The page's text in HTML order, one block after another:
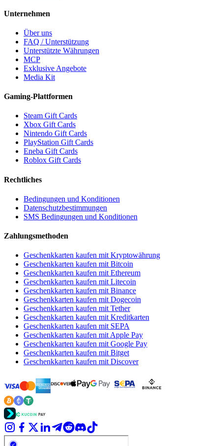
Unternehmen
Über uns
FAQ / Unterstützung
Unterstützte Währungen
MCP
Exklusive Angebote
Media Kit
Gaming-Plattformen
Steam Gift Cards
Xbox Gift Cards
Nintendo Gift Cards
PlayStation Gift Cards
Eneba Gift Cards
Roblox Gift Cards
Rechtliches
Bedingungen und Konditionen
Datenschutzbestimmungen
SMS Bedingungen und Konditionen
Zahlungsmethoden
Geschenkkarten kaufen mit Kryptowährung
Geschenkkarten kaufen mit Bitcoin
Geschenkkarten kaufen mit Ethereum
Geschenkkarten kaufen mit Litecoin
Geschenkkarten kaufen mit Binance
Geschenkkarten kaufen mit Dogecoin
Geschenkkarten kaufen mit Tether
Geschenkkarten kaufen mit Kreditkarten
Geschenkkarten kaufen mit SEPA
Geschenkkarten kaufen mit Apple Pay
Geschenkkarten kaufen mit Google Pay
Geschenkkarten kaufen mit Bitget
Geschenkkarten kaufen mit Discover